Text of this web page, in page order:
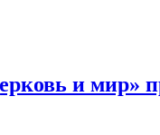
и мир»